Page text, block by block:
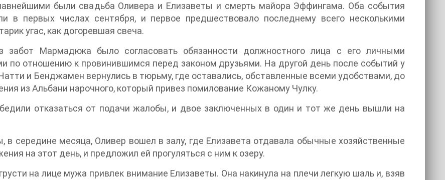
были свадьба Оливера и Елизаветы и смерть майора Эффингама. Оба события
в первых числах сентября, и первое предшествовало последнему всего несколькими
угас, как догоревшая свеча.
забот Мармадюка было согласовать обязанности должностного лица с его личными
по отношению к провинившимся перед законом друзьями. На другой день после событий у
и Бенджамен вернулись в тюрьму, где оставались, обставленные всеми удобствами, до
из Альбани нарочного, который привез помилование Кожаному Чулку.
отказаться от подачи жалобы, и двое заключенных в один и тот же день вышли на
в середине месяца, Оливер вошел в залу, где Елизавета отдавала обычные хозяйственные
на этот день, и предложил ей прогуляться с ним к озеру.
на лице мужа привлек внимание Елизаветы. Она накинула на плечи легкую шаль и, взяв